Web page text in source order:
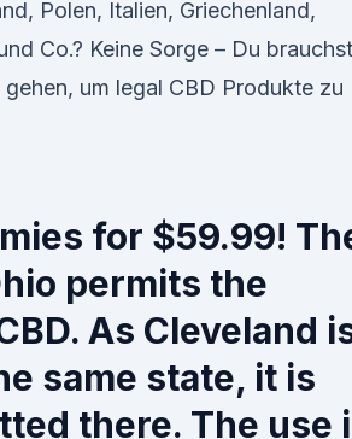
Polen, Italien, Griechenland,
Co.? Keine Sorge – Du brauchst
um legal CBD Produkte zu
for $59.99!
permits the
As Cleveland
same state, it is
there. The use